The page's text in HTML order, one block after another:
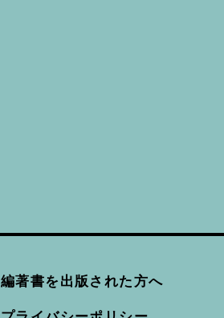
編著書を出版された方へ